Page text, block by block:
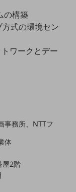
ます
ウで開きます
の構築
式の環境セン
ワークとデー
事務所、NTTフ
体
屋2階